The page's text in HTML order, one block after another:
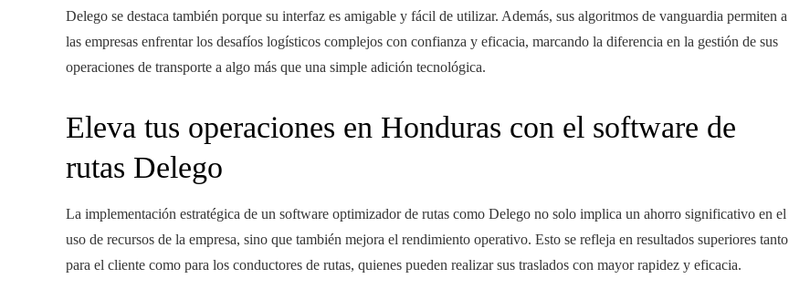
Delego se destaca también porque su interfaz es amigable y fácil de utilizar. Además, sus algoritmos de vanguardia permiten a
las empresas enfrentar los desafíos logísticos complejos con confianza y eficacia, marcando la diferencia en la gestión de sus
operaciones de transporte a algo más que una simple adición tecnológica.
Eleva tus operaciones en Honduras con el software de
rutas Delego
La implementación estratégica de un software optimizador de rutas como Delego no solo implica un ahorro significativo en el
uso de recursos de la empresa, sino que también mejora el rendimiento operativo. Esto se refleja en resultados superiores tanto
para el cliente como para los conductores de rutas, quienes pueden realizar sus traslados con mayor rapidez y eficacia.